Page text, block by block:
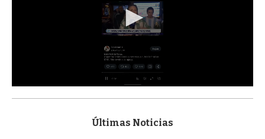
s
Últimas Noticias